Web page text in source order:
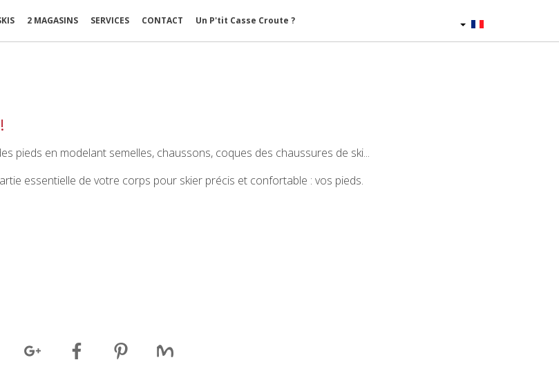
2 MAGASINS SERVICES CONTACT Un P'tit Casse Croute ?
pieds en modelant semelles, chaussons, coques des chaussures de ski...
essentielle de votre corps pour skier précis et confortable : vos pieds.